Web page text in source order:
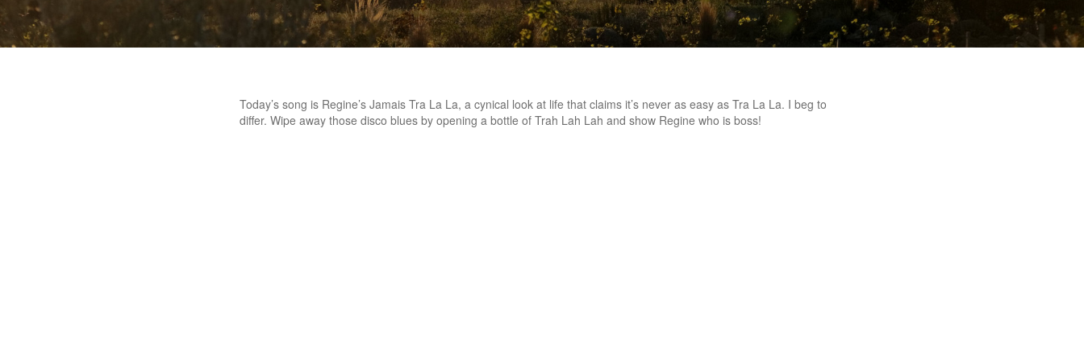
Today’s song is Regine’s Jamais Tra La La, a cynical look at life that claims it’s never as easy as Tra La La. I beg to
differ. Wipe away those disco blues by opening a bottle of Trah Lah Lah and show Regine who is boss!